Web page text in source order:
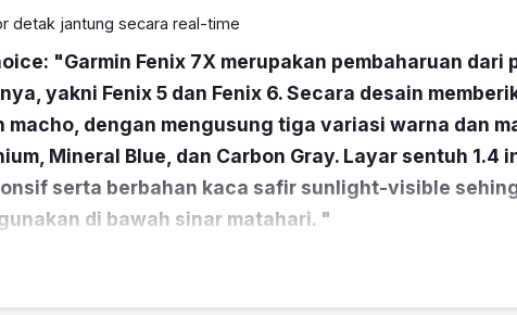
detak jantung secara real-time
"Garmin Fenix 7X merupakan pembaharuan dari
yakni Fenix 5 dan Fenix 6. Secara desain
macho, dengan mengusung tiga variasi warna dan
Mineral Blue, dan Carbon Gray. Layar sentuh 1.4
serta berbahan kaca safir sunlight-visible
di bawah sinar matahari. "
juga ditunjang dengan
pergelangan tangan.Adapun fiturnya sangat